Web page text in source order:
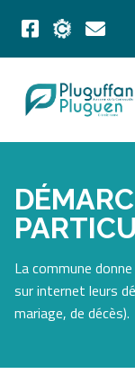
La commune
sur internet leurs
mariage, de décès).